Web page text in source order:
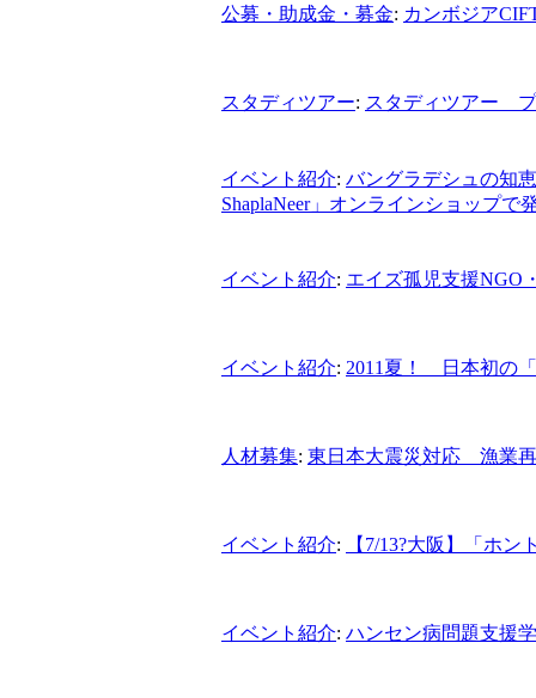
公募・助成金・募金: カンボジア
スタディツアー: スタディツアー
イベント紹介: バングラデシュの知
ShaplaNeer」オンラインショップで
イベント紹介: エイズ孤児支援NGO
イベント紹介: 2011夏！ 日本初の
人材募集: 東日本大震災対応 漁業
イベント紹介: 【7/13?大阪】「ホン
イベント紹介: ハンセン病問題支援